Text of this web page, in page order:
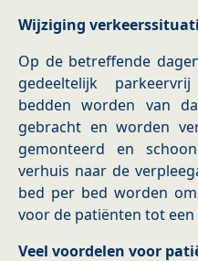
Wijziging
Op de betreffende
gedeeltelijk
bedden worden van
gebracht en worden
gemonteerd en
verhuis naar de
bed per bed worden
voor de patiënten tot
Veel voordelen voor